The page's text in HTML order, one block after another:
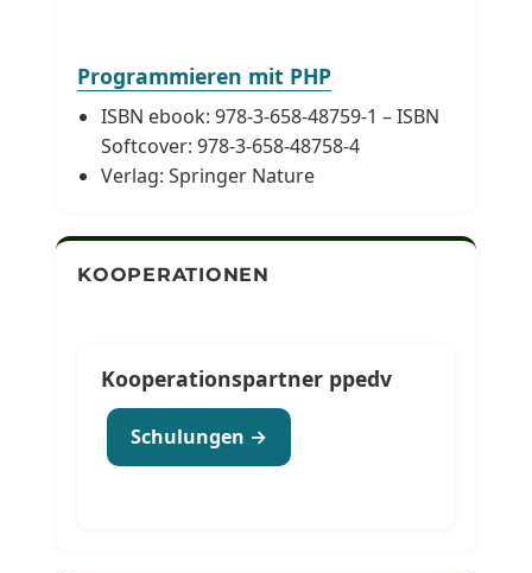
Programmieren mit PHP
ISBN ebook: 978-3-658-48759-1 – ISBN
Softcover: 978-3-658-48758-4
Verlag: Springer Nature
KOOPERATIONEN
Kooperationspartner ppedv
Schulungen →